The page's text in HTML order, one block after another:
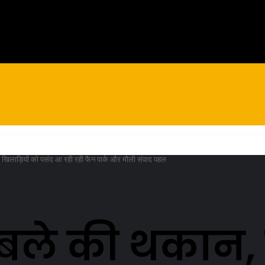
गतिविधियों के विषय में विस्तार पर हुई चर्चा
को पसंद आ रही रही फैन पार्क और मौली संवाद पहल
की थकान,